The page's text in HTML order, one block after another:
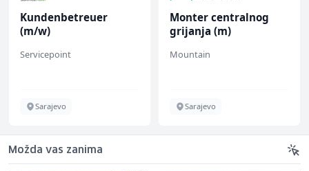
Kundenbetreuer
(m/w)
Servicepoint
Sarajevo
Monter centralnog
grijanja (m)
Mountain
Sarajevo
Možda vas zanima